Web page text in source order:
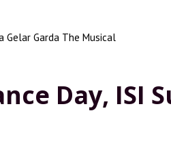
Gelar Garda The Musical
Day, ISI